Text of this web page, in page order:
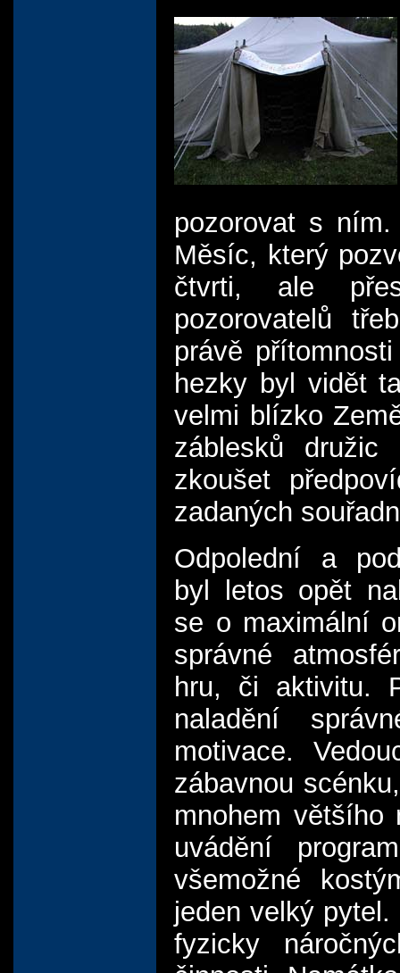
pozorovat s
Měsíc, který
čtvrti, ale
pozorovatelů
právě
hezky byl vidět
velmi blízko
záblesků
zkoušet
zadaných
Odpolední a
byl letos opět
se o maximální
správné
hru, či aktivitu.
naladění
motivace.
zábavnou
mnohem většího
uvádění
všemožné
jeden velký
fyzicky